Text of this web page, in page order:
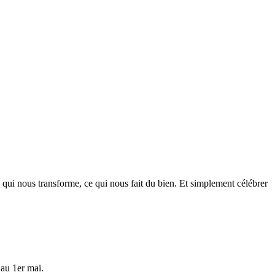
nous transforme, ce qui nous fait du bien. Et simplement célébrer
1er mai.